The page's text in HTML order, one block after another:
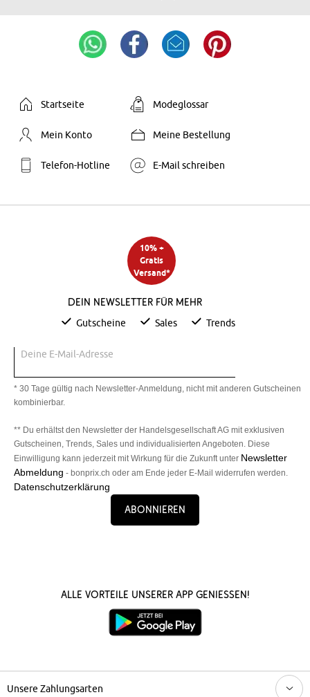
Startseite Modeglossar
Mein Konto Meine Bestellung
Telefon-Hotline E-Mail schreiben
10% +
Gratis
Versand*
Dein Newsletter für mehr
Gutscheine Sales Trends
Deine E-Mail-Adresse
* 30 Tage gültig nach Newsletter-Anmeldung, nicht mit anderen Gutscheinen
kombinierbar.
** Du erhältst den Newsletter der Handelsgesellschaft AG mit exklusiven
Gutscheinen, Trends, Sales und individualisierten Angeboten. Diese
Einwilligung kann jederzeit mit Wirkung für die Zukunft unter Newsletter
Abmeldung - bonprix.ch oder am Ende jeder E-Mail widerrufen werden.
Datenschutzerklärung
Abonnieren
Alle Vorteile unserer App genießen!
Unsere Zahlungsarten